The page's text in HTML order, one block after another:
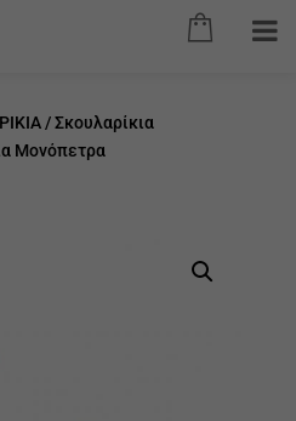
/Σκουλαρίκια
Μονόπετρα